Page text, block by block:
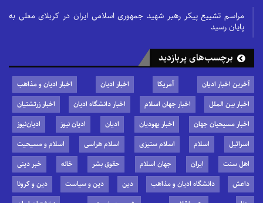
مراسم تشییع پیکر رهبر شهید جمهوری اسلامی ایران در کربلای معلی به
پایان رسید
برچسب‌های پربازدید
آخرین اخبار ادیان آمریکا اخبار ادیان
اخبار ادیان و مذاهب
اخبار بین الملل
اخبار جهان اسلام اخبار دانشگاه ادیان
اخبار زرتشتیان
اخبار مسیحیان جهان
اخبار یهودیان ادیان ادیان نیوز
ادیان‌نیوز
اسرائیل
اسلام اسلام ستیزی اسلام هراسی
اسلام و مسیحیت
اهل سنت
ایران جهان اسلام حقوق بشر خانه
خبر دینی
داعش
دانشگاه ادیان و مذاهب دین دین و سیاست
دین و کرونا